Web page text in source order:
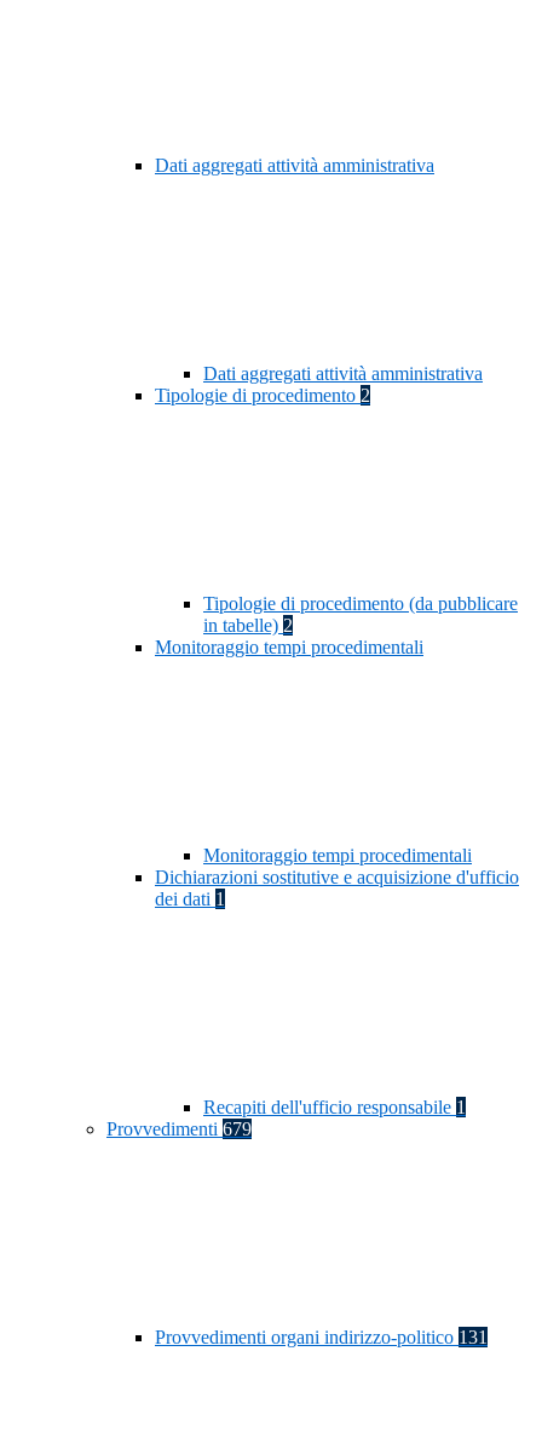
Dati aggregati attività amministrativa
Dati aggregati attività amministrativa
Tipologie di procedimento 2
Tipologie di procedimento (da pubblicare
in tabelle) 2
Monitoraggio tempi procedimentali
Monitoraggio tempi procedimentali
Dichiarazioni sostitutive e acquisizione d'ufficio
dei dati 1
Recapiti dell'ufficio responsabile 1
Provvedimenti 679
Provvedimenti organi indirizzo-politico 131